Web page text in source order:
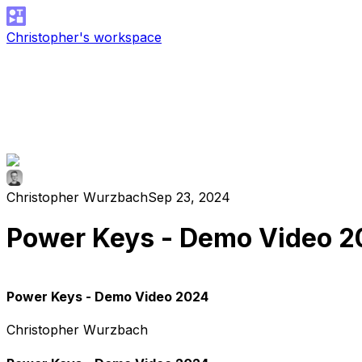
Christopher's workspace
Christopher WurzbachSep 23, 2024
Power Keys - Demo Video
Power Keys - Demo Video 2024
Christopher Wurzbach